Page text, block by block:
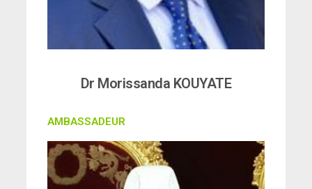
Dr Morissanda KOUYATE
AMBASSADEUR